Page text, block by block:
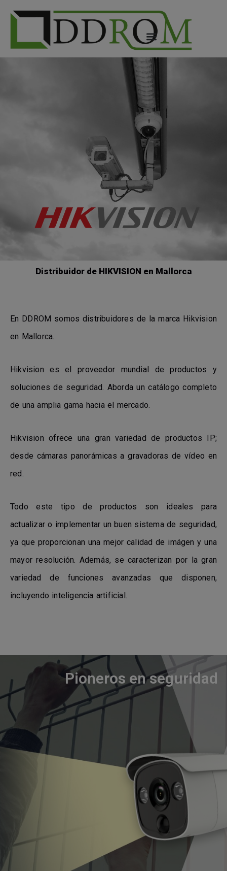
Distribuidor de HIKVISION en Mallorca
En DDROM somos distribuidores de la marca Hikvision
en Mallorca.
Hikvision es el proveedor mundial de productos y
soluciones de seguridad. Aborda un catálogo completo
de una amplia gama hacia el mercado.
Hikvision ofrece una gran variedad de productos IP;
desde cámaras panorámicas a gravadoras de vídeo en
red.
Todo este tipo de productos son ideales para
actualizar o implementar un buen sistema de seguridad,
ya que proporcionan una mejor calidad de imágen y una
mayor resolución. Además, se caracterizan por la gran
variedad de funciones avanzadas que disponen,
incluyendo inteligencia artificial.
Pioneros en seguridad